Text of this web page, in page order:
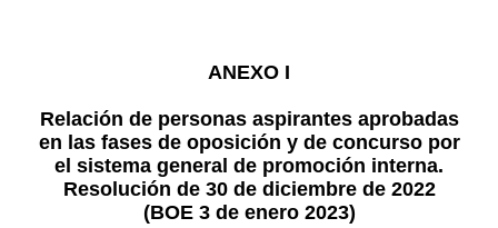
ANEXO I
Relación de personas aspirantes aprobadas
en las fases de oposición y de concurso por
el sistema general de promoción interna.
Resolución de 30 de diciembre de 2022
(BOE 3 de enero 2023)